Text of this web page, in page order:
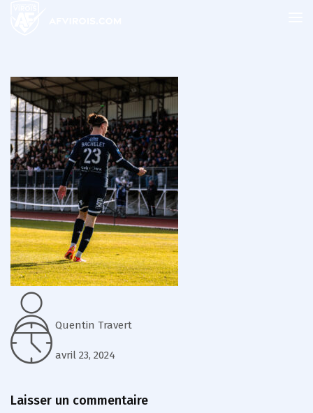
Quentin Travert
avril 23, 2024
Laisser un commentaire